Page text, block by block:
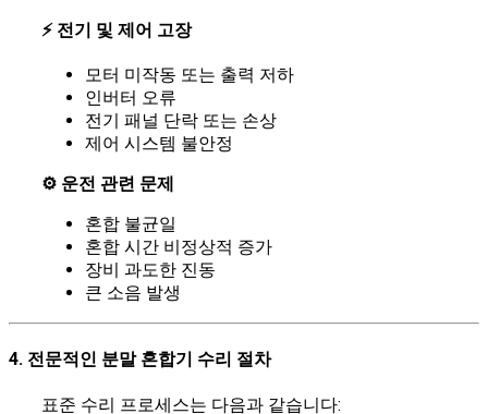
⚡ 전기 및 제어 고장
모터 미작동 또는 출력 저하
인버터 오류
전기 패널 단락 또는 손상
제어 시스템 불안정
⚙️ 운전 관련 문제
혼합 불균일
혼합 시간 비정상적 증가
장비 과도한 진동
큰 소음 발생
4. 전문적인 분말 혼합기 수리 절차
표준 수리 프로세스는 다음과 같습니다: